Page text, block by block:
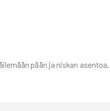
pään ja niskan